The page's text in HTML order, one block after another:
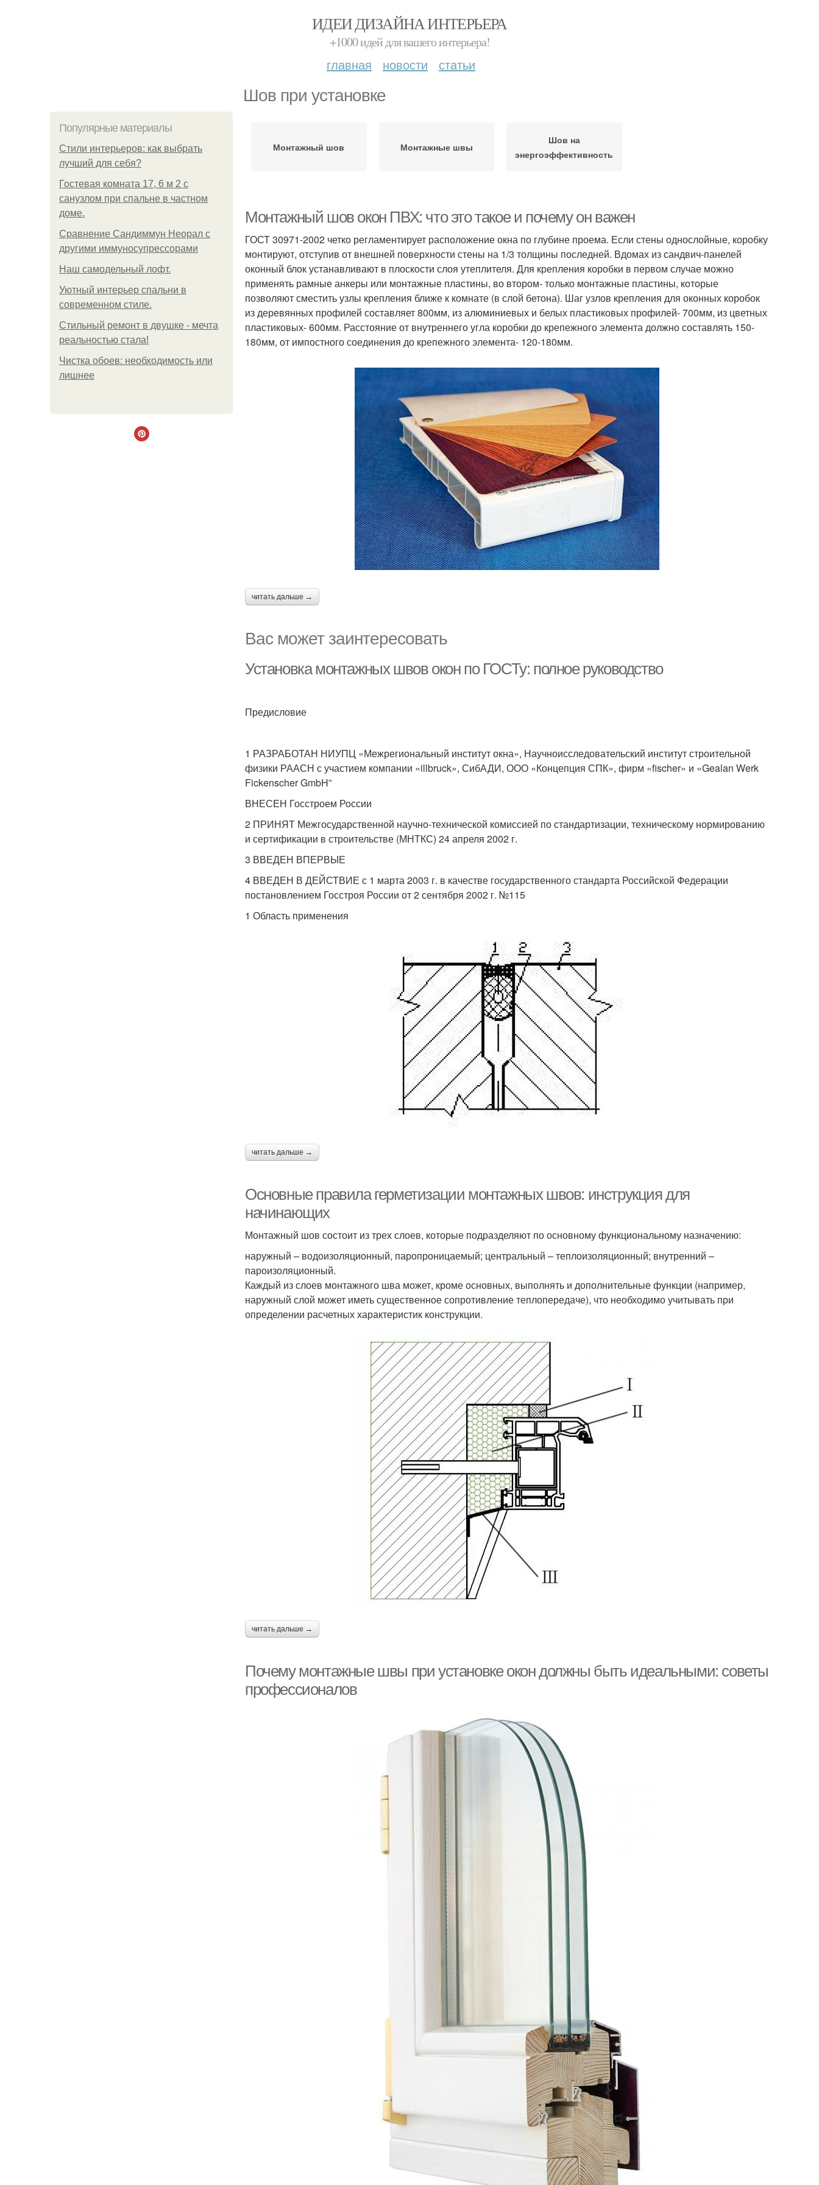
ИДЕИ ДИЗАЙНА ИНТЕРЬЕРА
+1000 идей для вашего интерьера!
главная новости статьи
Шов при установке
Популярные материалы
Стили интерьеров: как выбрать
лучший для себя?
Гостевая комната 17, 6 м 2 с
санузлом при спальне в частном
доме.
Сравнение Сандиммун Неорал с
другими иммуносупрессорами
Наш самодельный лофт.
Уютный интерьер спальни в
современном стиле.
Стильный ремонт в двушке - мечта
реальностью стала!
Чистка обоев: необходимость или
лишнее
Монтажный шов Монтажные швы
Шов на
энергоэффективность
Монтажный шов окон ПВХ: что это такое и почему он важен
ГОСТ 30971-2002 четко регламентирует расположение окна по глубине проема. Если стены однослойные, коробку
монтируют, отступив от внешней поверхности стены на 1/3 толщины последней. Вдомах из сандвич-панелей
оконный блок устанавливают в плоскости слоя утеплителя. Для крепления коробки в первом случае можно
применять рамные анкеры или монтажные пластины, во втором- только монтажные пластины, которые
позволяют сместить узлы крепления ближе к комнате (в слой бетона). Шаг узлов крепления для оконных коробок
из деревянных профилей составляет 800мм, из алюминиевых и белых пластиковых профилей- 700мм, из цветных
пластиковых- 600мм. Расстояние от внутреннего угла коробки до крепежного элемента должно составлять 150-
180мм, от импостного соединения до крепежного элемента- 120-180мм.
читать дальше →
Вас может заинтересовать
Установка монтажных швов окон по ГОСТу: полное руководство
Предисловие
1 РАЗРАБОТАН НИУПЦ «Межрегиональный институт окна», Научноисследовательский институт строительной
физики РААСН с участием компании «illbruck», СибАДИ, ООО «Концепция СПК», фирм «fischer» и «Gealan Werk
Fickenscher GmbH”
ВНЕСЕН Госстроем России
2 ПРИНЯТ Межгосударственной научно-технической комиссией по стандартизации, техническому нормированию
и сертификации в строительстве (МНТКС) 24 апреля 2002 г.
3 ВВЕДЕН ВПЕРВЫЕ
4 ВВЕДЕН В ДЕЙСТВИЕ с 1 марта 2003 г. в качестве государственного стандарта Российской Федерации
постановлением Госстроя России от 2 сентября 2002 г. №115
1 Область применения
читать дальше →
Основные правила герметизации монтажных швов: инструкция для
начинающих
Монтажный шов состоит из трех слоев, которые подразделяют по основному функциональному назначению:
наружный – водоизоляционный, паропроницаемый; центральный – теплоизоляционный; внутренний –
пароизоляционный.
Каждый из слоев монтажного шва может, кроме основных, выполнять и дополнительные функции (например,
наружный слой может иметь существенное сопротивление теплопередаче), что необходимо учитывать при
определении расчетных характеристик конструкции.
читать дальше →
Почему монтажные швы при установке окон должны быть идеальными: советы
профессионалов